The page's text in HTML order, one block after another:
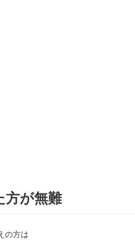
方が無難
の方は